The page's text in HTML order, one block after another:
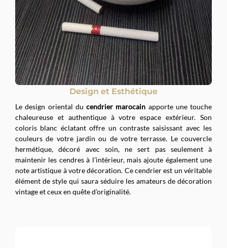
Design et Esthétique
Le design oriental du cendrier marocain apporte une touche
chaleureuse et authentique à votre espace extérieur. Son
coloris blanc éclatant offre un contraste saisissant avec les
couleurs de votre jardin ou de votre terrasse. Le couvercle
hermétique, décoré avec soin, ne sert pas seulement à
maintenir les cendres à l’intérieur, mais ajoute également une
note artistique à votre décoration. Ce cendrier est un véritable
élément de style qui saura séduire les amateurs de décoration
vintage et ceux en quête d’originalité.